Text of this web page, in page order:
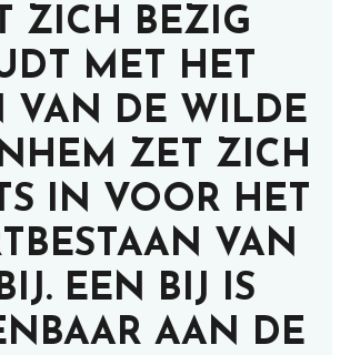
ZICH BEZIG
MET HET
VAN DE WILDE
ZET ZICH
IN VOOR HET
VAN
EEN BIJ IS
AAN DE